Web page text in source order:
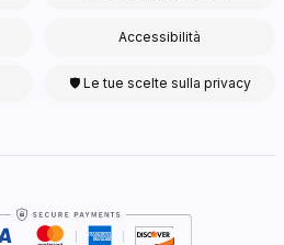
Accessibilità
🛡 Le tue scelte sulla privacy